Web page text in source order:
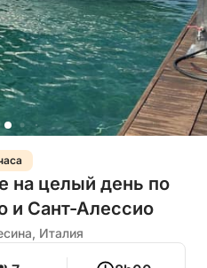
на целый день по
и Сант-Алессио
Италия